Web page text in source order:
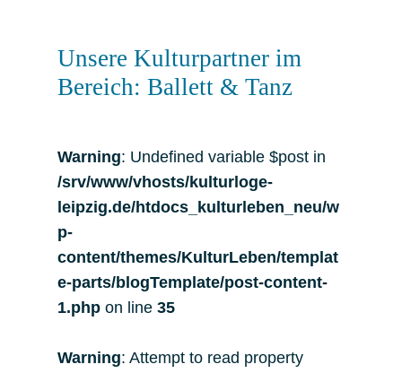
Unsere Kulturpartner im
Bereich: Ballett & Tanz
Warning: Undefined variable $post in
/srv/www/vhosts/kulturloge-
leipzig.de/htdocs_kulturleben_neu/w
p-
content/themes/KulturLeben/templat
e-parts/blogTemplate/post-content-
1.php on line 35
Warning: Attempt to read property